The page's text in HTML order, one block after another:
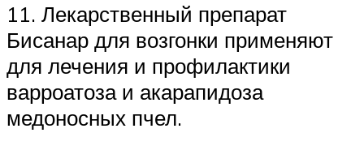
11. Лекарственный препарат
Бисанар для возгонки применяют
для лечения и профилактики
варроатоза и акарапидоза
медоносных пчел.